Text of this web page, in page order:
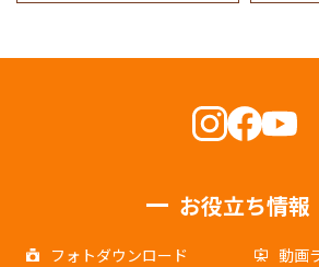
お役立ち情報
フォトダウンロード
動画